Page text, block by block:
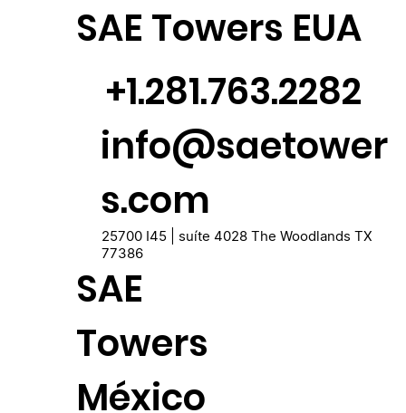
SAE Towers EUA
+1.281.763.2282
info@saetower
s.com
25700 I45 | suíte 4028 The Woodlands TX
77386
SAE
Towers
México